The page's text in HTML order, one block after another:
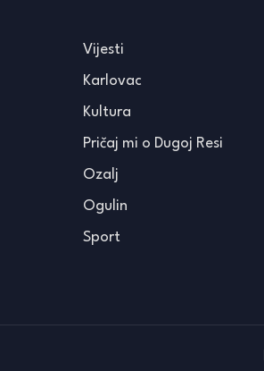
Vijesti
Karlovac
Kultura
Pričaj mi o Dugoj Resi
Ozalj
Ogulin
Sport